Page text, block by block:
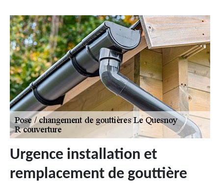
Urgence installation et
remplacement de gouttière